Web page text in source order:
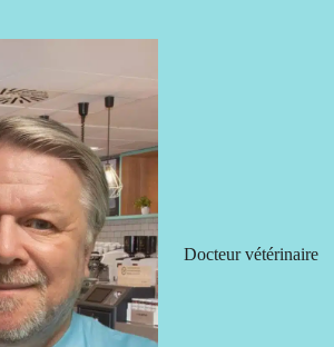
Docteur vétérinaire